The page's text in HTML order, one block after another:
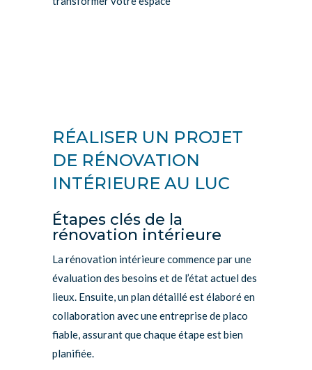
RÉALISER UN PROJET
DE RÉNOVATION
INTÉRIEURE AU LUC
Étapes clés de la
rénovation intérieure
La rénovation intérieure commence par une
évaluation des besoins et de l’état actuel des
lieux. Ensuite, un plan détaillé est élaboré en
collaboration avec une entreprise de placo
fiable, assurant que chaque étape est bien
planifiée.